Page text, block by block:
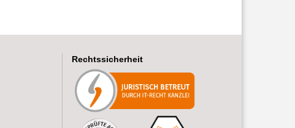
Rechtssicherheit